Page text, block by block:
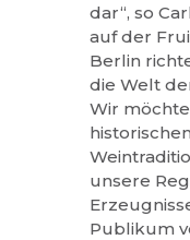
dar“, so
auf der
Berlin
die Welt
Wir
unsere
Publikum